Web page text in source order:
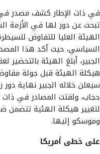
في ذات الإطار كشف مصدر في
تبحث عن دور لها في الأزمة
الهيئة العليا للتفاوض
السياسي، حيث أكد هذا
الجبير، أبلغ الهيئة بالتحضير
هيكلة الهيئة قبل جولة
سيعلن خلاله الجبير نهاية
حجاب، ولفتت المصادر في
لتغيير هيكلة الهئية
وموسكو إليها.
على خطى أمريكا